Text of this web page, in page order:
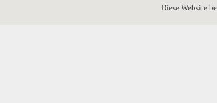
Diese Website